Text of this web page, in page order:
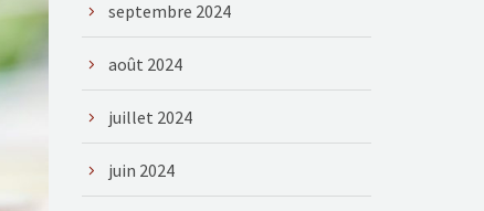
septembre 2024
août 2024
juillet 2024
juin 2024